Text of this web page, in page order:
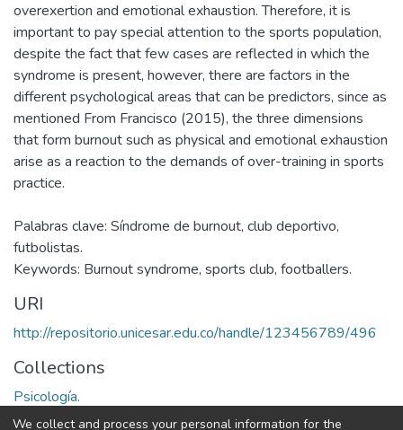
overexertion and emotional exhaustion. Therefore, it is
important to pay special attention to the sports population,
despite the fact that few cases are reflected in which the
syndrome is present, however, there are factors in the
different psychological areas that can be predictors, since as
mentioned From Francisco (2015), the three dimensions
that form burnout such as physical and emotional exhaustion
arise as a reaction to the demands of over-training in sports
practice.
Palabras clave: Síndrome de burnout, club deportivo,
futbolistas.
Keywords: Burnout syndrome, sports club, footballers.
URI
http://repositorio.unicesar.edu.co/handle/123456789/496
Collections
Psicología.
We collect and process your personal information for the